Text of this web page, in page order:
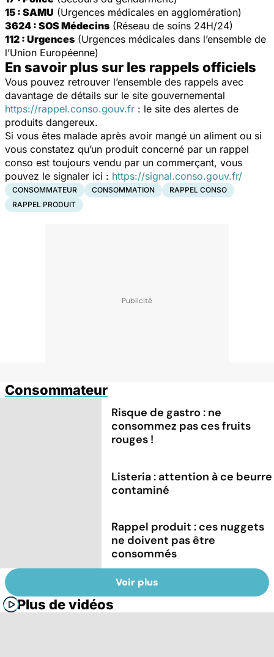
15 : SAMU (Urgences médicales en agglomération)
3624 : SOS Médecins (Réseau de soins 24H/24)
112 : Urgences (Urgences médicales dans l’ensemble de
l’Union Européenne)
En savoir plus sur les rappels officiels
Vous pouvez retrouver l’ensemble des rappels avec
davantage de détails sur le site gouvernemental
https://rappel.conso.gouv.fr : le site des alertes de
produits dangereux.
Si vous êtes malade après avoir mangé un aliment ou si
vous constatez qu’un produit concerné par un rappel
conso est toujours vendu par un commerçant, vous
pouvez le signaler ici : https://signal.conso.gouv.fr/
CONSOMMATEUR CONSOMMATION
RAPPEL CONSO
RAPPEL PRODUIT
Consommateur
Risque de gastro : ne
consommez pas ces fruits
rouges !
Listeria : attention à ce beurre
contaminé
Rappel produit : ces nuggets
ne doivent pas être
consommés
Voir plus
Plus de vidéos